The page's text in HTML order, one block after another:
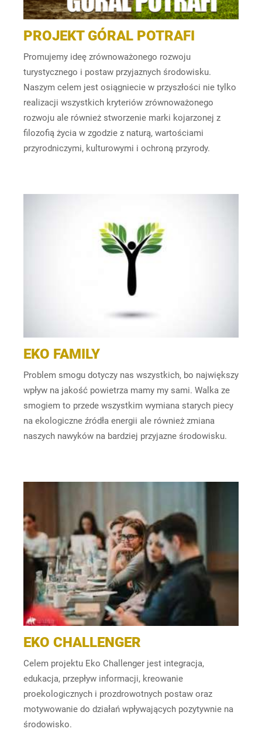
PROJEKT GÓRAL POTRAFI
Promujemy ideę zrównoważonego rozwoju
turystycznego i postaw przyjaznych środowisku.
Naszym celem jest osiągniecie w przyszłości nie tylko
realizacji wszystkich kryteriów zrównoważonego
rozwoju ale również stworzenie marki kojarzonej z
filozofią życia w zgodzie z naturą, wartościami
przyrodniczymi, kulturowymi i ochroną przyrody.
EKO FAMILY
Problem smogu dotyczy nas wszystkich, bo największy
wpływ na jakość powietrza mamy my sami. Walka ze
smogiem to przede wszystkim wymiana starych piecy
na ekologiczne źródła energii ale również zmiana
naszych nawyków na bardziej przyjazne środowisku.
EKO CHALLENGER
Celem projektu Eko Challenger jest integracja,
edukacja, przepływ informacji, kreowanie
proekologicznych i prozdrowotnych postaw oraz
motywowanie do działań wpływających pozytywnie na
środowisko.